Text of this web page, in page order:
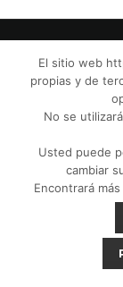
© El
El sitio web
propias y de
No se
Usted puede
cambiar
Encontrará